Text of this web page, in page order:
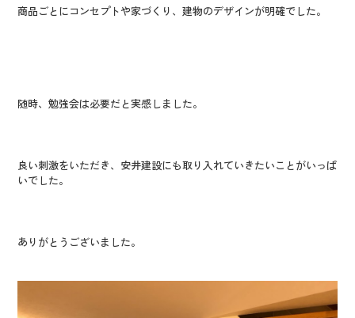
商品ごとにコンセプトや家づくり、建物のデザインが明確でした。
随時、勉強会は必要だと実感しました。
良い刺激をいただき、安井建設にも取り入れていきたいことがいっぱ
いでした。
ありがとうございました。